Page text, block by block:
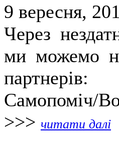
9 вересня,
Через
ми можемо
Самопоміч/
>>> читати далі